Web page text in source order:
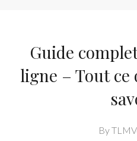
Guide
ligne – Tout ce
By